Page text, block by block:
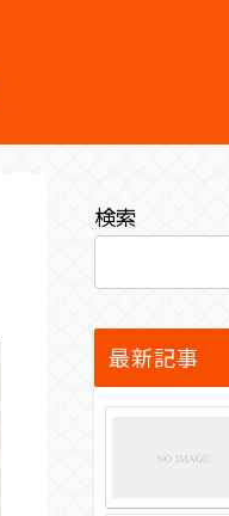
検索
最新記事